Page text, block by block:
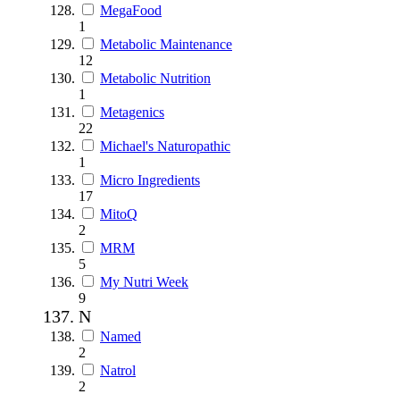
MegaFood
1
Metabolic Maintenance
12
Metabolic Nutrition
1
Metagenics
22
Michael's Naturopathic
1
Micro Ingredients
17
MitoQ
2
MRM
5
My Nutri Week
9
N
Named
2
Natrol
2